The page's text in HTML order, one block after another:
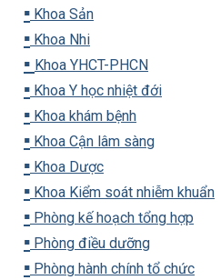
▪️ Khoa Sản
▪️ Khoa Nhi
▪️ Khoa YHCT-PHCN
▪️ Khoa Y học nhiệt đới
▪️ Khoa khám bệnh
▪️ Khoa Cận lâm sàng
▪️ Khoa Dược
▪️ Khoa Kiểm soát nhiễm khuẩn
▪️ Phòng kế hoạch tổng hợp
▪️ Phòng điều dưỡng
▪️ Phòng hành chính tổ chức